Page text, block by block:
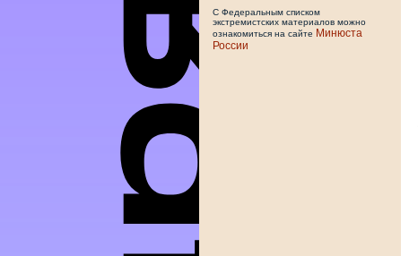
С Федеральным списком
экстремистских материалов можно
ознакомиться на сайте Минюста
России